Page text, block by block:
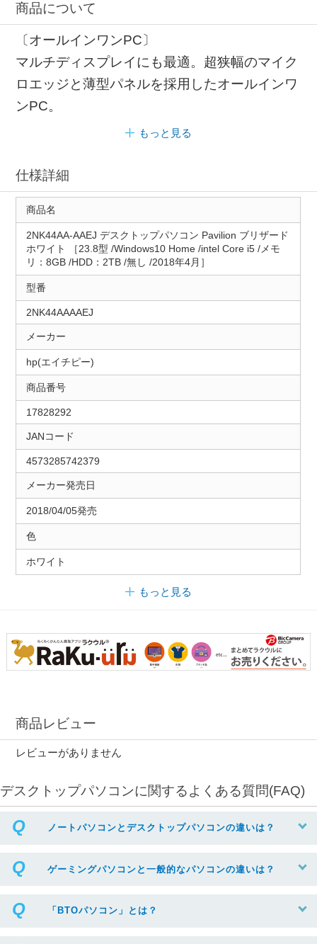
商品について
〔オールインワンPC〕
マルチディスプレイにも最適。超狭幅のマイク
ロエッジと薄型パネルを採用したオールインワ
ンPC。
もっと見る
仕様詳細
商品名
2NK44AA-AAEJ デスクトップパソコン Pavilion ブリザード
ホワイト ［23.8型 /Windows10 Home /intel Core i5 /メモ
リ：8GB /HDD：2TB /無し /2018年4月］
型番
2NK44AAAAEJ
メーカー
hp(エイチピー)
商品番号
17828292
JANコード
4573285742379
メーカー発売日
2018/04/05発売
色
ホワイト
もっと見る
商品レビュー
レビューがありません
デスクトップパソコンに関するよくある質問(FAQ)
ノートパソコンとデスクトップパソコンの違いは？
ゲーミングパソコンと一般的なパソコンの違いは？
「BTOパソコン」とは？